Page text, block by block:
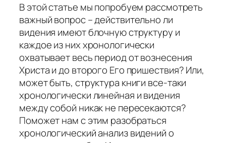
В этой статье мы попробуем рассмотреть
важный вопрос – действительно ли
видения имеют блочную структуру и
каждое из них хронологически
охватывает весь период от вознесения
Христа и до второго Его пришествия? Или,
может быть, структура книги все-таки
хронологически линейная и видения
между собой никак не пересекаются?
Поможет нам с этим разобраться
хронологический анализ видений о